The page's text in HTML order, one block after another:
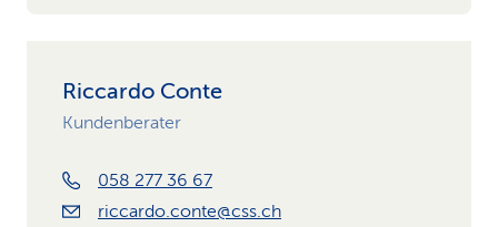
Riccardo Conte
Kundenberater
058 277 36 67
riccardo.conte@css.ch